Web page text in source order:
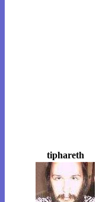
tiphareth